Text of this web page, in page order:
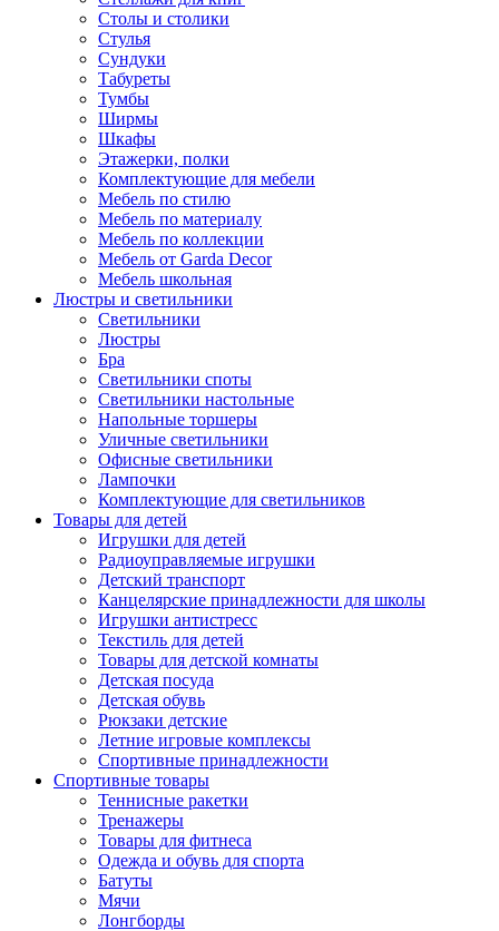
Столы и столики
Стулья
Сундуки
Табуреты
Тумбы
Ширмы
Шкафы
Этажерки, полки
Комплектующие для мебели
Мебель по стилю
Мебель по материалу
Мебель по коллекции
Мебель от Garda Decor
Мебель школьная
Люстры и светильники
Светильники
Люстры
Бра
Светильники споты
Светильники настольные
Напольные торшеры
Уличные светильники
Офисные светильники
Лампочки
Комплектующие для светильников
Товары для детей
Игрушки для детей
Радиоуправляемые игрушки
Детский транспорт
Канцелярские принадлежности для школы
Игрушки антистресс
Текстиль для детей
Товары для детской комнаты
Детская посуда
Детская обувь
Рюкзаки детские
Летние игровые комплексы
Спортивные принадлежности
Спортивные товары
Теннисные ракетки
Тренажеры
Товары для фитнеса
Одежда и обувь для спорта
Батуты
Мячи
Лонгборды